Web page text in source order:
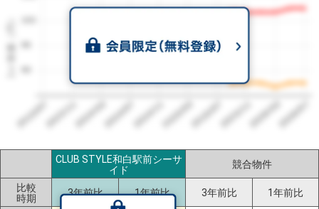
1㎡単価（円）
2023/072023/112024/032024/072024/112025/032025/072025/112026/032026/07
CLUB STYLE和白駅前シーサ
イド
競合物件
比較
時期
3年前比 1年前比 3年前比 1年前比